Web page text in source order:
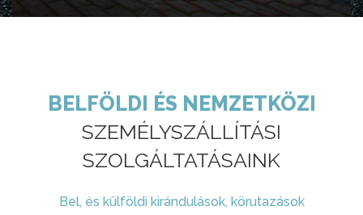
BELFÖLDI ÉS NEMZETKÖZI
SZEMÉLYSZÁLLÍTÁSI
SZOLGÁLTATÁSAINK
Bel, és külföldi kirándulások, körutazások